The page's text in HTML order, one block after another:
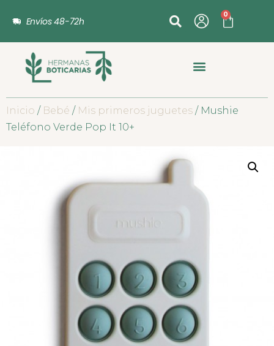
Envíos 48-72h
0
Inicio / Bebé / Mis primeros juguetes / Mushie
Teléfono Verde Pop It 10+